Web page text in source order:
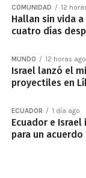
COMUNIDAD 12
Hallan sin vida
cuatro días
MUNDO 12 horas ago
Israel lanzó el
proyectiles en
ECUADOR 1 día ago
Ecuador e
para un